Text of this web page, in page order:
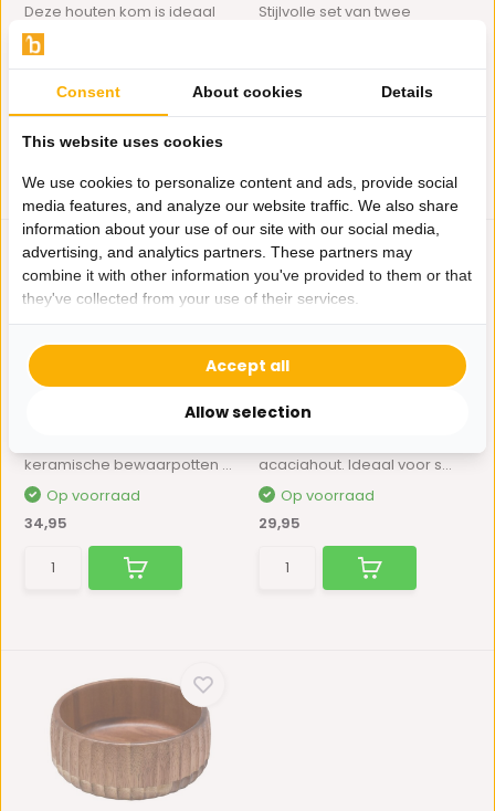
Deze houten kom is ideaal
voor snacks, bijgerech...
Op voorraad
19,95
Stijlvolle set van twee
Op voorraad
16,95
keramische bewaarpotten ...
Op voorraad
34,95
Ø35,5 x 5 cm
acaciahout. Ideaal voor s...
Op voorraad
29,95
Consent About cookies Details
This website uses cookies
We use cookies to personalize content and ads, provide social
media features, and analyze our website traffic. We also share
information about your use of our site with our social media,
advertising, and analytics partners. These partners may
combine it with other information you've provided to them or that
they've collected from your use of their services.
Allow selection
Accept all